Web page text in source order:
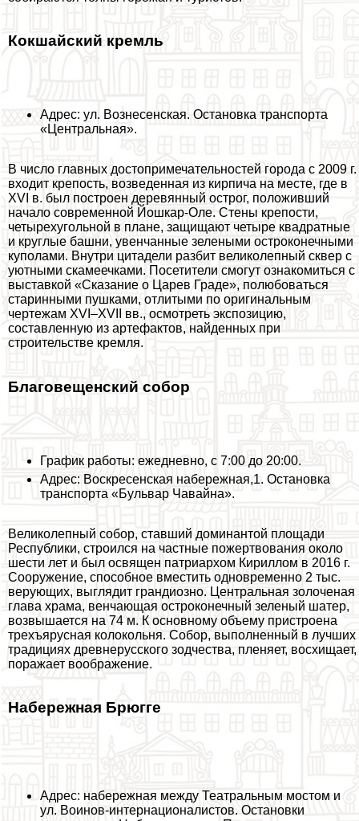
Кокшайский кремль
Адрес: ул. Вознесенская. Остановка трaнcпорта
«Центральная».
В число главных достопримечательностей города с 2009 г.
входит крепость, возведенная из кирпича на месте, где в
XVI в. был построен деревянный острог, положивший
начало современной Йошкар-Оле. Стены крепости,
четырехугольной в плане, защищают четыре квадратные
и круглые башни, увенчанные зелеными остроконечными
куполами. Внутри цитадели разбит великолепный сквер с
уютными скамеечками. Посетители смогут ознакомиться с
выставкой «Сказание о Царев Граде», полюбоваться
старинными пушками, отлитыми по оригинальным
чертежам XVI–XVII вв., осмотреть экспозицию,
составленную из артефактов, найденных при
строительстве кремля.
Благовещенский собор
График работы: ежедневно, с 7:00 до 20:00.
Адрес: Воскресенская набережная,1. Остановка
трaнcпорта «Бульвар Чавайна».
Великолепный собор, ставший доминантой площади
Республики, строился на частные пожертвования около
шести лет и был освящен патриархом Кириллом в 2016 г.
Сооружение, способное вместить одновременно 2 тыс.
верующих, выглядит грандиозно. Центральная золоченая
глава храма, венчающая остроконечный зеленый шатер,
возвышается на 74 м. К основному объему пристроена
трехъярусная колокольня. Собор, выполненный в лучших
традициях древнерусского зодчества, пленяет, восхищает,
поражает воображение.
Набережная Брюгге
Адрес: набережная между Театральным мостом и
ул. Воинов-интернационалистов. Остановки